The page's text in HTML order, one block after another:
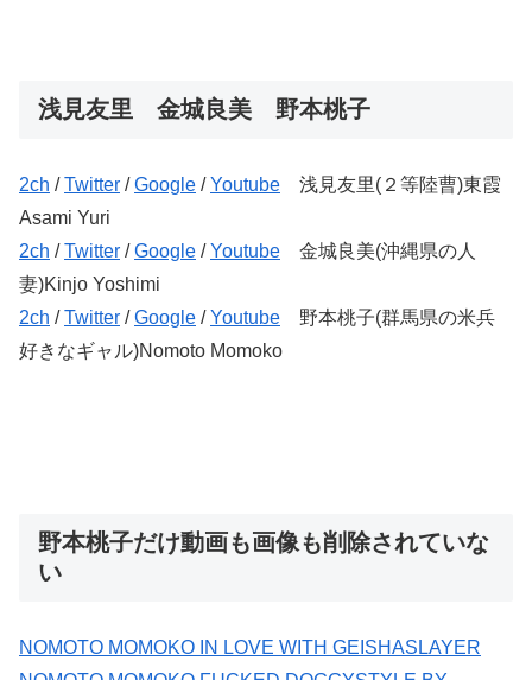
浅見友里 金城良美 野本桃子
2ch /Twitter /Google /Youtube 浅見友里(２等陸曹)東霞
Asami Yuri
2ch /Twitter /Google /Youtube 金城良美(沖縄県の人
妻)Kinjo Yoshimi
2ch /Twitter /Google /Youtube 野本桃子(群馬県の米兵
好きなギャル)Nomoto Momoko
野本桃子だけ動画も画像も削除されていな
い
NOMOTO MOMOKO IN LOVE WITH GEISHASLAYER